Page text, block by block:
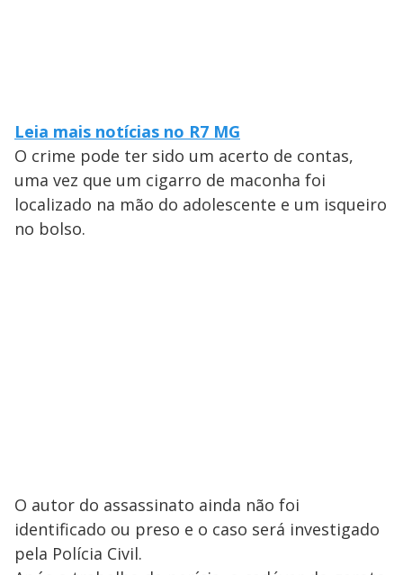
Leia mais notícias no R7 MG
O crime pode ter sido um acerto de contas,
uma vez que um cigarro de maconha foi
localizado na mão do adolescente e um isqueiro
no bolso.
O autor do assassinato ainda não foi
identificado ou preso e o caso será investigado
pela Polícia Civil.